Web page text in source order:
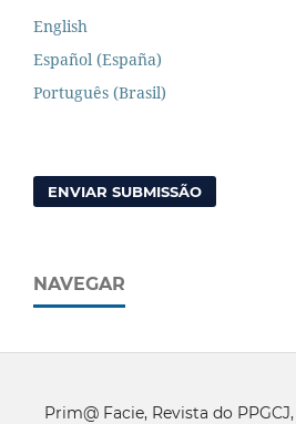
English
Español (España)
Português (Brasil)
ENVIAR SUBMISSÃO
NAVEGAR
Prim@ Facie, Revista do